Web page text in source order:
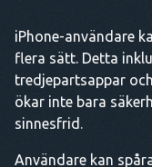
iPhone-användare
flera sätt. Detta
tredjepartsappar
ökar inte bara
sinnesfrid.
Användare kan